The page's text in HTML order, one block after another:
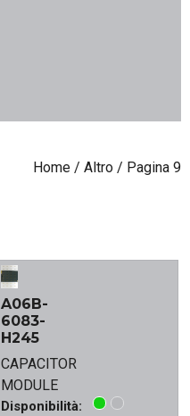
Home / Altro / Pagina 9
A06B-
6083-
H245
CAPACITOR
MODULE
Disponibilità: